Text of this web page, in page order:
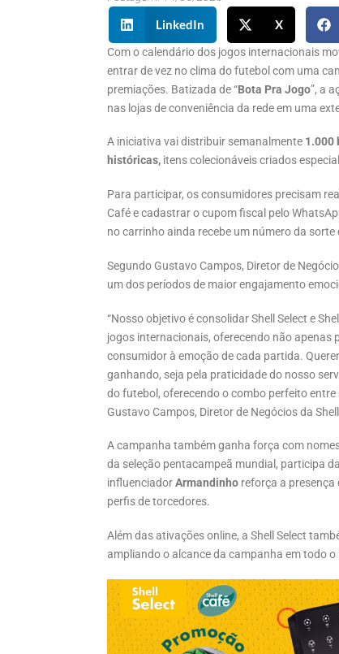
LinkedIn X
Com o calendário dos jogos internacionais
entrar de vez no clima do futebol com uma
premiações. Batizada de “Bota Pra Jogo”, a
nas lojas de conveniência da rede em uma
A iniciativa vai distribuir semanalmente 1.000
históricas, itens colecionáveis criados
Para participar, os consumidores precisam
Café e cadastrar o cupom fiscal pelo
no carrinho ainda recebe um número da
Segundo Gustavo Campos, Diretor de
um dos períodos de maior engajamento
“Nosso objetivo é consolidar Shell Select e
jogos internacionais, oferecendo não apenas
consumidor à emoção de cada partida.
ganhando, seja pela praticidade do nosso
do futebol, oferecendo o combo perfeito
Gustavo Campos, Diretor de Negócios da
A campanha também ganha força com
da seleção pentacampeã mundial, participa
influenciadorArmandinho reforça a
perfis de torcedores.
Além das ativações online, a Shell Select
ampliando o alcance da campanha em todo o